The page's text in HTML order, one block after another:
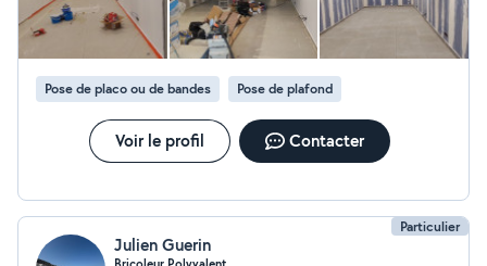
installé en France. Je parle un peu français, merci de
votre compréhension. N'hésitez pas à me contacter
pour vos besoins en peinture !
Pose de placo ou de bandes Pose de plafond
Voir le profil Contacter
Particulier
Julien Guerin